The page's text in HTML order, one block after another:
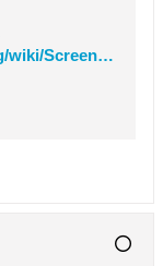
https://it.wikipedia.org/wiki/Screenshot